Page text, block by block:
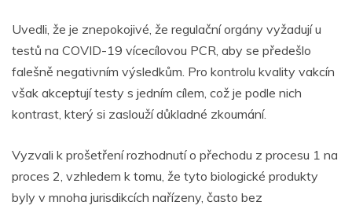
Uvedli, že je znepokojivé, že regulační orgány vyžadují u
testů na COVID-19 vícecílovou PCR, aby se předešlo
falešně negativním výsledkům. Pro kontrolu kvality vakcín
však akceptují testy s jedním cílem, což je podle nich
kontrast, který si zaslouží důkladné zkoumání.
Vyzvali k prošetření rozhodnutí o přechodu z procesu 1 na
proces 2, vzhledem k tomu, že tyto biologické produkty
byly v mnoha jurisdikcích nařízeny, často bez